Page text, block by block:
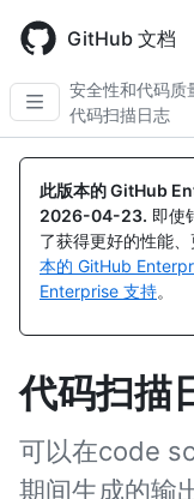
main
content
GitHub 文档
安全性和代码质
代码扫描日志
此版本的 GitHub
2026-04-23. 即使
了获得更好的性能
本的 GitHub
Enterprise 支持。
代码扫描
可以在code
期间生成的输